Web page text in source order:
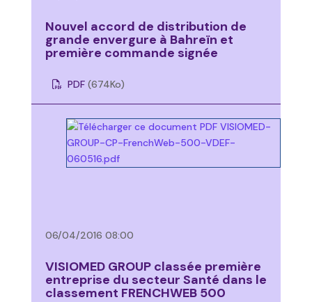
Nouvel accord de distribution de
grande envergure à Bahreïn et
première commande signée
PDF (674Ko)
06/04/2016 08:00
VISIOMED GROUP classée première
entreprise du secteur Santé dans le
classement FRENCHWEB 500